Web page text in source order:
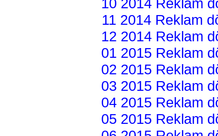
11 2014 Reklam
12 2014 Reklam
01 2015 Reklam
02 2015 Reklam
03 2015 Reklam
04 2015 Reklam
05 2015 Reklam